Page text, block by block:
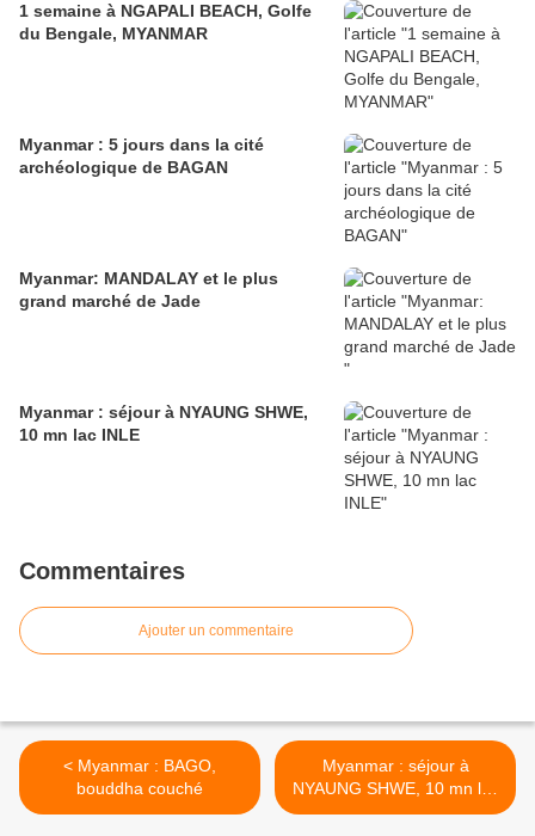
1 semaine à NGAPALI BEACH, Golfe
du Bengale, MYANMAR
Myanmar : 5 jours dans la cité
archéologique de BAGAN
Myanmar: MANDALAY et le plus
grand marché de Jade
Myanmar : séjour à NYAUNG SHWE,
10 mn lac INLE
Commentaires
Ajouter un commentaire
< Myanmar : BAGO,
bouddha couché
Myanmar : séjour à
NYAUNG SHWE, 10 mn lac
INLE >